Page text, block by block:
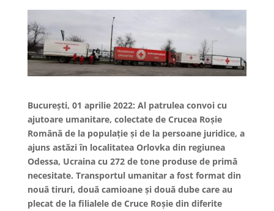
București, 01 aprilie 2022: Al patrulea convoi cu
ajutoare umanitare, colectate de Crucea Roșie
Română de la populație și de la persoane juridice, a
ajuns astăzi în localitatea Orlovka din regiunea
Odessa, Ucraina cu 272 de tone produse de primă
necesitate. Transportul umanitar a fost format din
nouă tiruri, două camioane și două dube care au
plecat de la filialele de Cruce Roșie din diferite